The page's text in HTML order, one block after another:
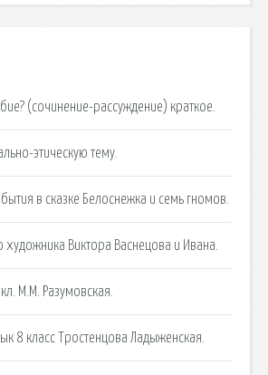
(сочинение-рассуждение) краткое.
этическую тему.
в сказке Белоснежка и семь гномов.
художника Виктора Васнецова и Ивана.
кл. М.М. Разумовская.
8 класс Тростенцова Ладыженская.